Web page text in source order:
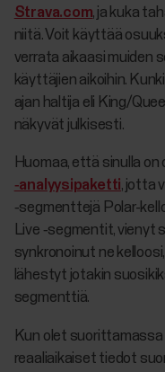
Strava.com, ja kuka
niitä. Voit käyttää
verrata aikaasi muiden
käyttäjien aikoihin.
ajan haltija eli King/
näkyvät julkisesti.
Huomaa, että sinulla on
‑analyysipaketti, jotta
‑segmenttejä Polar-
Live ‑segmentit, vienyt
synkronoinut ne
lähestyt jotakin
segmenttiä.
Kun olet
reaaliaikaiset tiedot